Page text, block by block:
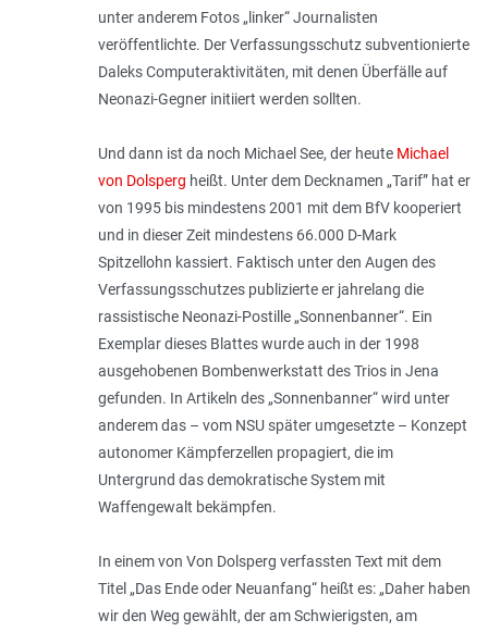
unter anderem Fotos „linker“ Journalisten
veröffentlichte. Der Verfassungsschutz subventionierte
Daleks Computeraktivitäten, mit denen Überfälle auf
Neonazi-Gegner initiiert werden sollten.
Und dann ist da noch Michael See, der heute Michael
von Dolsperg heißt. Unter dem Decknamen „Tarif” hat er
von 1995 bis mindestens 2001 mit dem BfV kooperiert
und in dieser Zeit mindestens 66.000 D-Mark
Spitzellohn kassiert. Faktisch unter den Augen des
Verfassungsschutzes publizierte er jahrelang die
rassistische Neonazi-Postille „Sonnenbanner“. Ein
Exemplar dieses Blattes wurde auch in der 1998
ausgehobenen Bombenwerkstatt des Trios in Jena
gefunden. In Artikeln des „Sonnenbanner“ wird unter
anderem das – vom NSU später umgesetzte – Konzept
autonomer Kämpferzellen propagiert, die im
Untergrund das demokratische System mit
Waffengewalt bekämpfen.
In einem von Von Dolsperg verfassten Text mit dem
Titel „Das Ende oder Neuanfang“ heißt es: „Daher haben
wir den Weg gewählt, der am Schwierigsten, am